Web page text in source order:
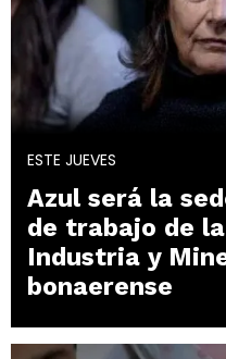
ESTE JUEVES
Azul será la
de trabajo de
Industria y
bonaerense